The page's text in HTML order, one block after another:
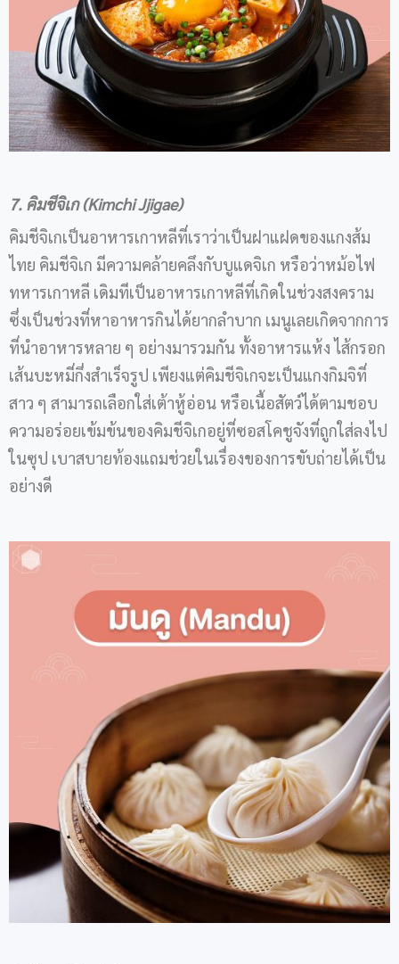
7. คิมชีจิเก (Kimchi Jjigae)
คิมชีจิเกเป็นอาหารเกาหลีที่เราว่าเป็นฝาแฝดของแกงส้ม
ไทย คิมชีจิเก มีความคล้ายคลึงกับบูแดจิเก หรือว่าหม้อไฟ
ทหารเกาหลี เดิมทีเป็นอาหารเกาหลีที่เกิดในช่วงสงคราม
ซึ่งเป็นช่วงที่หาอาหารกินได้ยากลำบาก เมนูเลยเกิดจากการ
ที่นำอาหารหลาย ๆ อย่างมารวมกัน ทั้งอาหารแห้ง ไส้กรอก
เส้นบะหมี่กึ่งสำเร็จรูป เพียงแต่คิมชีจิเกจะเป็นแกงกิมจิที่
สาว ๆ สามารถเลือกใส่เต้าหู้อ่อน หรือเนื้อสัตว์ได้ตามชอบ
ความอร่อยเข้มข้นของคิมชีจิเกอยู่ที่ซอสโคชูจังที่ถูกใส่ลงไป
ในซุป เบาสบายท้องแถมช่วยในเรื่องของการขับถ่ายได้เป็น
อย่างดี